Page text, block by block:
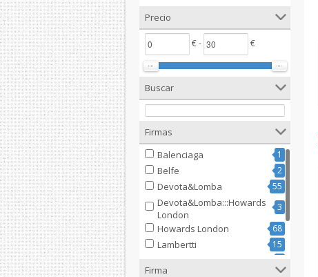
Precio
€ - €
Buscar
Firmas
Balenciaga
1
Belfe 2
Devota&Lomba 55
Devota&Lomba:::Howards
London
3
Howards London 68
Lambertti 15
Firma